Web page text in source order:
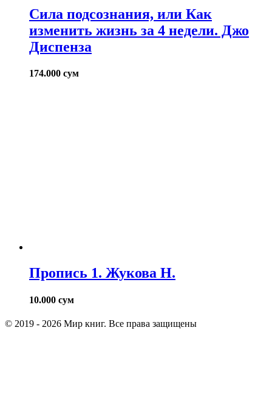
Сила подсознания, или Как
изменить жизнь за 4 недели. Джо
Диспенза
174.000 сум
Пропись 1. Жукова Н.
10.000 сум
© 2019 - 2026 Мир книг. Все права защищены